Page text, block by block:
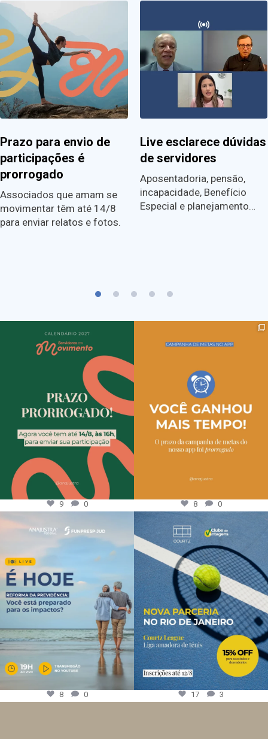
Prazo para envio de
participações é
prorrogado
Associados que amam se
movimentar têm até 14/8
para enviar relatos e fotos.
Live esclarece dúvidas
de servidores
Aposentadoria, pensão,
incapacidade, Benefício
Especial e planejamento…
9 0 8 0
8 0 17 3